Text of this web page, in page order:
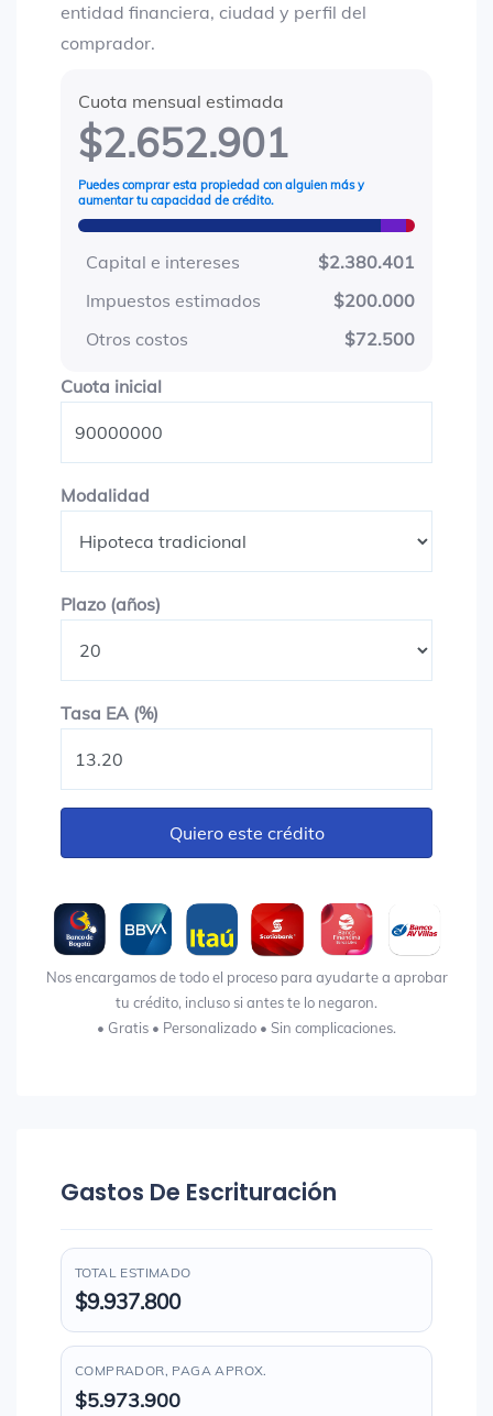
entidad financiera, ciudad y perfil del
comprador.
Cuota mensual estimada
$2.652.901
Puedes comprar esta propiedad con alguien más y
aumentar tu capacidad de crédito.
Capital e intereses
$2.380.401
Impuestos estimados
$200.000
Otros costos
$72.500
Cuota inicialCuota inicial
Modalidad
Plazo (años)
Tasa EA (%)
Quiero este crédito
Nos encargamos de todo el proceso para ayudarte a aprobar
tu crédito, incluso si antes te lo negaron.
• Gratis • Personalizado • Sin complicaciones.
Gastos De Escrituración
TOTAL ESTIMADO
$9.937.800
COMPRADOR, PAGA APROX.
$5.973.900